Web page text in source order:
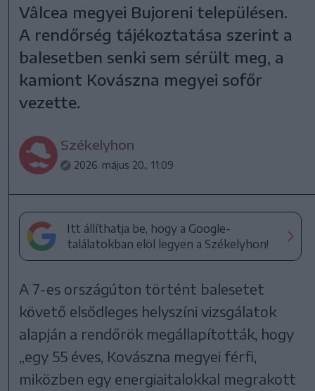
Vâlcea megyei Bujoreni településen.
A rendőrség tájékoztatása szerint a
balesetben senki sem sérült meg, a
kamiont Kovászna megyei sofőr
vezette.
Székelyhon
2026. május 20., 11:09
Itt állíthatja be, hogy a Google-
találatokban elöl legyen a Székelyhon!
A 7-es országúton történt balesetet
követő elsődleges helyszíni vizsgálatok
alapján a rendőrök megállapították, hogy
„egy 55 éves, Kovászna megyei férfi,
miközben egy energiaitalokkal megrakott